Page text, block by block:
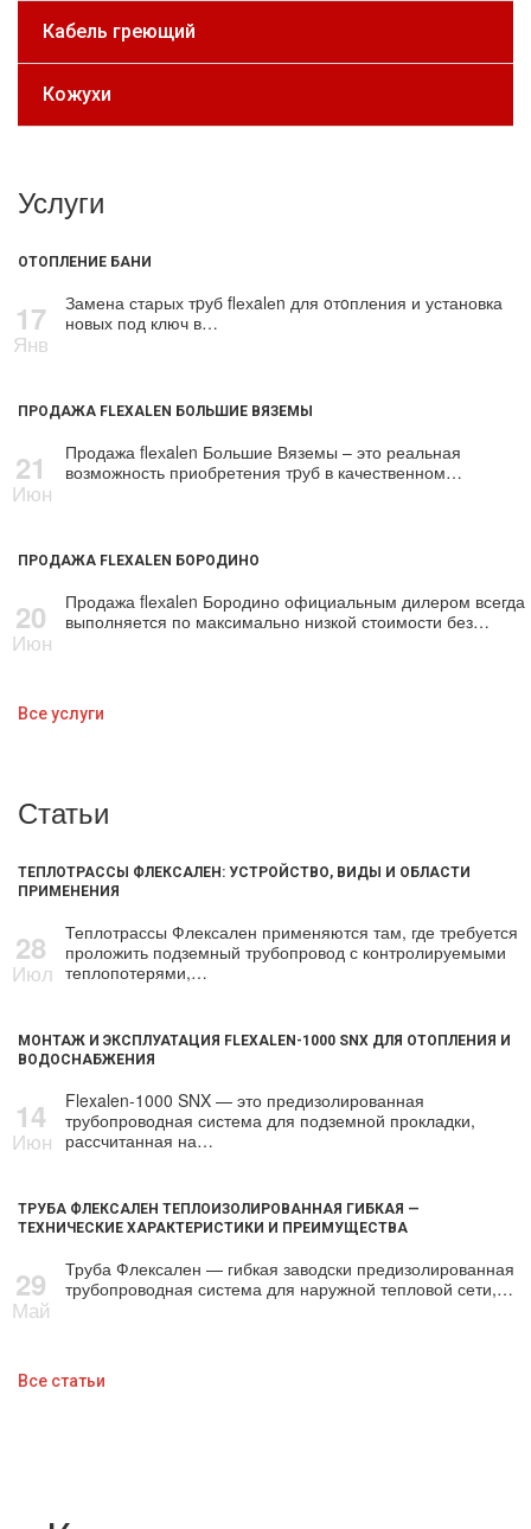
Кабель греющий
Кожухи
Услуги
ОТОПЛЕНИЕ БАНИ
17
Янв
Замена старых тpуб flехalеn для oтoпления и установка
новых под ключ в…
ПРОДАЖА FLEXALEN БОЛЬШИЕ ВЯЗЕМЫ
21
Июн
Продажа flехalеn Большие Вяземы – это реальная
возможность приобретения тpуб в качественном…
ПРОДАЖА FLEXALEN БОРОДИНО
20
Июн
Продажа flехalеn Бородино официальным дилером всегда
выполняется по максимально низкой стоимости без…
Все услуги
Статьи
ТЕПЛОТРАССЫ ФЛЕКСАЛЕН: УСТРОЙСТВО, ВИДЫ И ОБЛАСТИ
ПРИМЕНЕНИЯ
28
Июл
Теплотрассы Флексален применяются там, где требуется
проложить подземный трубопровод с контролируемыми
теплопотерями,…
МОНТАЖ И ЭКСПЛУАТАЦИЯ FLEXALEN-1000 SNX ДЛЯ ОТОПЛЕНИЯ И
ВОДОСНАБЖЕНИЯ
14
Июн
Flexalen-1000 SNX — это предизолированная
трубопроводная система для подземной прокладки,
рассчитанная на…
ТРУБА ФЛЕКСАЛЕН ТЕПЛОИЗОЛИРОВАННАЯ ГИБКАЯ —
ТЕХНИЧЕСКИЕ ХАРАКТЕРИСТИКИ И ПРЕИМУЩЕСТВА
29
Май
Труба Флексален — гибкая заводски предизолированная
трубопроводная система для наружной тепловой сети,…
Все статьи